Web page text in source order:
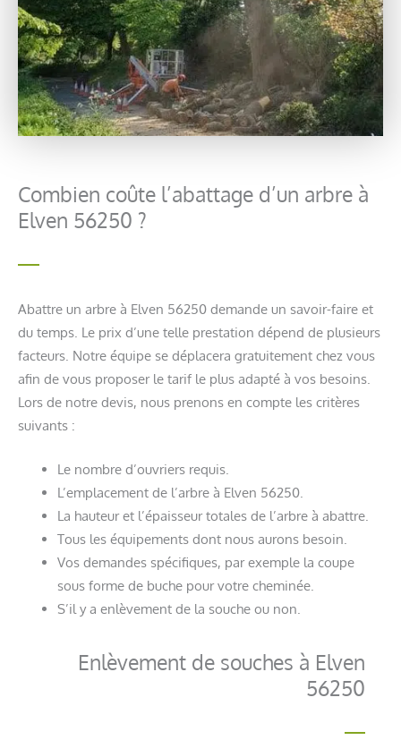
Combien coûte l’abattage d’un arbre à
Elven 56250 ?
Abattre un arbre à Elven 56250 demande un savoir-faire et
du temps. Le prix d’une telle prestation dépend de plusieurs
facteurs. Notre équipe se déplacera gratuitement chez vous
afin de vous proposer le tarif le plus adapté à vos besoins.
Lors de notre devis, nous prenons en compte les critères
suivants :
Le nombre d’ouvriers requis.
L’emplacement de l’arbre à Elven 56250.
La hauteur et l’épaisseur totales de l’arbre à abattre.
Tous les équipements dont nous aurons besoin.
Vos demandes spécifiques, par exemple la coupe
sous forme de buche pour votre cheminée.
S’il y a enlèvement de la souche ou non.
Enlèvement de souches à Elven
56250